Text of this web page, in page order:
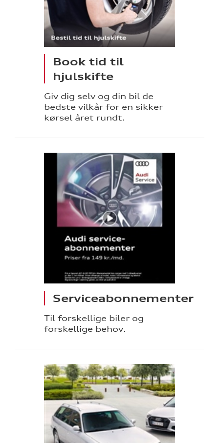
Book tid til
hjulskifte
Giv dig selv og din bil de
bedste vilkår for en sikker
kørsel året rundt.
Serviceabonnementer
Til forskellige biler og
forskellige behov.